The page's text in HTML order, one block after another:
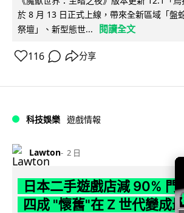
於 8 月 13 日正式上線，帶來全新區域「盤
祭壇」、新型態世...
閱讀全文
116 分享
科技娛樂 遊戲情報
Lawton 2 日
日本二手遊戲店減 90% 門
四成 "懷舊"在 Z 世代變成